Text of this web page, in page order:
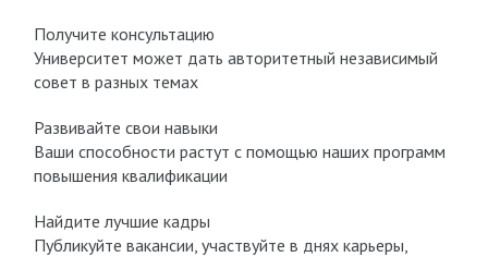
Получите консультацию
Университет может дать авторитетный независимый
совет в разных темах
Развивайте свои навыки
Ваши способности растут с помощью наших программ
повышения квалификации
Найдите лучшие кадры
Публикуйте вакансии, участвуйте в днях карьеры,